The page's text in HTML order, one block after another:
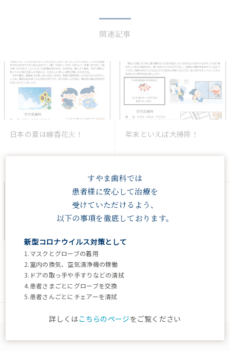
関連記事
日本の夏は線香花火！ 年末といえば大掃除！
新年明けましておめでとう
ございます。今年もよろし
くお願いいたします。
2021.12.29
すやま歯科では
患者様に安心して治療を
受けていただけるよう、
以下の事項を徹底しております。
新型コロナウイルス対策として
1.マスクとグローブの着用
2.室内の換気、空気清浄機の稼働
3.ドアの取っ手や手すりなどの清拭
4.患者さまごとにグローブを交換
5.患者さんごとにチェアーを清拭
詳しくはこちらのページをご覧ください